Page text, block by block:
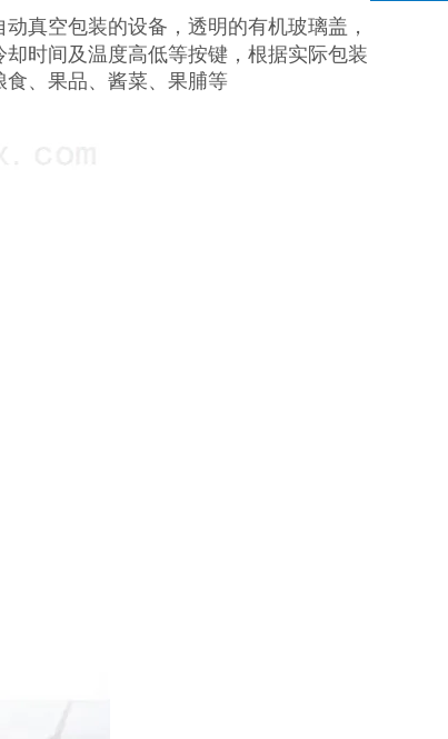
真空包装的设备，透明的有机玻璃盖，
时间及温度高低等按键，根据实际包装
、果品、酱菜、果脯等